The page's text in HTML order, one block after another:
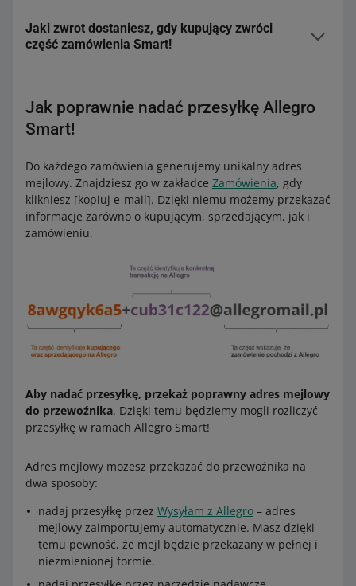
Jaki zwrot dostaniesz, gdy kupujący zwróci
część zamówienia Smart!
zwróconych produktów. Jeśli nowa wartość zamówienia
będzie na tyle niższa, że zakwalifikuje się do niższego
Zobacz przykłady dla zamówień metodą Allegro One Box:
Opłata za przesyłkę
od 65 do 99,99 zł 3,69 zł
od 100 do 149,99 zł
Zobacz przykład
opłata za przesyłkę Smart! – 6,19 zł.
Kupujący zwrócił Ci produkty o wartości 20 zł. Wartość
zamówienia po zwrocie wynosi więc 90 zł, a opłata za
przesyłkę Smart! – 3,69 zł.
Zwrócimy Ci różnicę wynoszącą 2,50 zł (6,19 zł - 3,69 zł
= 2,50 zł).
Jak poprawnie nadać przesyłkę Allegro
Smart!
Do każdego zamówienia generujemy unikalny adres
mejlowy. Znajdziesz go w zakładce Zamówienia, gdy
klikniesz [kopiuj e-mail]. Dzięki niemu możemy przekazać
informacje zarówno o kupującym, sprzedającym, jak i
zamówieniu.
Aby nadać przesyłkę, przekaż poprawny adres mejlowy
do przewoźnika. Dzięki temu będziemy mogli rozliczyć
przesyłkę w ramach Allegro Smart!
Adres mejlowy możesz przekazać do przewoźnika na
dwa sposoby:
nadaj przesyłkę przez Wysyłam z Allegro – adres
mejlowy zaimportujemy automatycznie. Masz dzięki
temu pewność, że mejl będzie przekazany w pełnej i
niezmienionej formie.